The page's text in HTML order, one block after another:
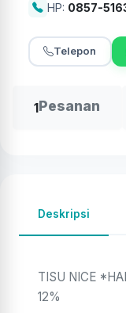
HP: 0857-
Telepon
1Pesanan
Deskripsi
TISU NICE
12%